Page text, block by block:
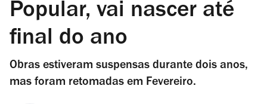
Popular, vai nascer até
final do ano
Obras estiveram suspensas durante dois anos,
mas foram retomadas em Fevereiro.